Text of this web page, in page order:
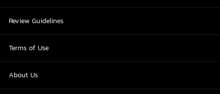
Review Guidelines
Terms of Use
About Us